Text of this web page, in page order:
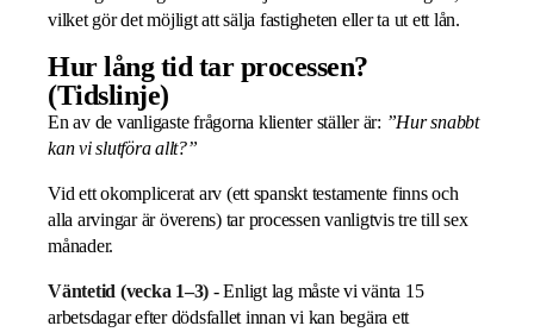
vilket gör det möjligt att sälja fastigheten eller ta ut ett lån.
Hur lång tid tar processen?
(Tidslinje)
En av de vanligaste frågorna klienter ställer är: ”Hur snabbt
kan vi slutföra allt?”
Vid ett okomplicerat arv (ett spanskt testamente finns och
alla arvingar är överens) tar processen vanligtvis tre till sex
månader.
Väntetid (vecka 1–3) - Enligt lag måste vi vänta 15
arbetsdagar efter dödsfallet innan vi kan begära ett